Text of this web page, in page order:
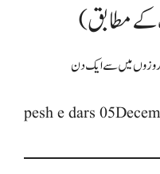
کے مطابق)
pesh e dars